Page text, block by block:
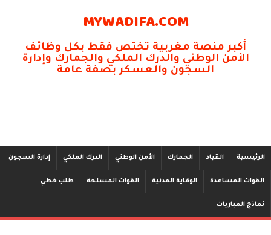
MYWADIFA.COM
أكبر منصة مغربية تختص فقط بكل وظائف
الأمن الوطني والدرك الملكي والجمارك وإدارة
السجون والعسكر بصفة عامة
الرئيسية القياد الجمارك الأمن الوطني الدرك الملكي إدارة السجون
القوات المساعدة الوقاية المدنية القوات المسلحة طلب خطي
نماذج المباريات